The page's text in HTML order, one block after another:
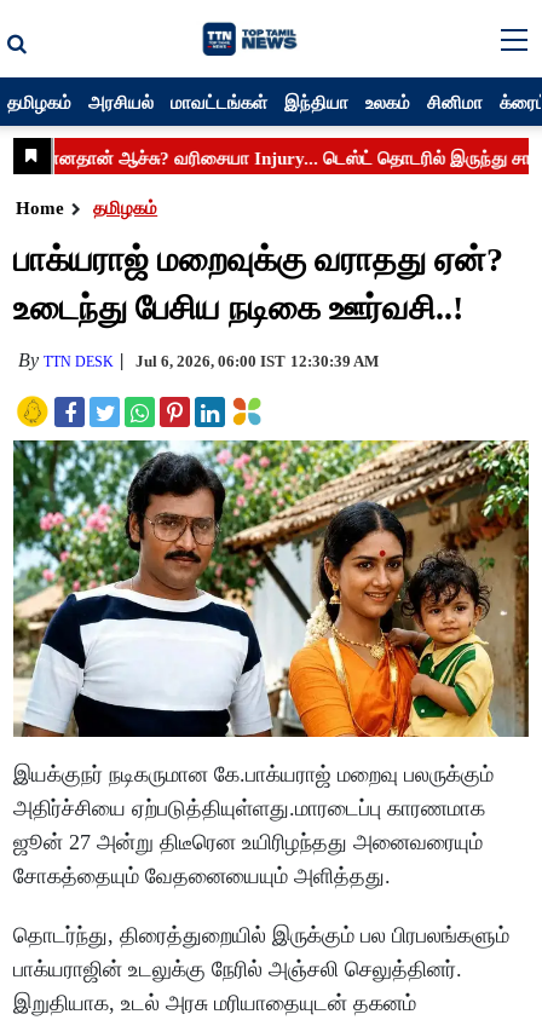
தமிழகம் அரசியல் மாவட்டங்கள் இந்தியா உலகம் சினிமா
Home தமிழகம்
பாக்யராஜ் மறைவுக்கு வராதது ஏன்?
உடைந்து பேசிய நடிகை ஊர்வசி..!
ByTTN DESK Jul 6, 2026, 06:00 IST 12:30:39 AM
இயக்குநர் நடிகருமான கே.பாக்யராஜ் மறைவு பலருக்கும்
அதிர்ச்சியை ஏற்படுத்தியுள்ளது.மாரடைப்பு காரணமாக
ஜூன் 27 அன்று திடீரென உயிரிழந்தது அனைவரையும்
சோகத்தையும் வேதனையையும் அளித்தது.
தொடர்ந்து, திரைத்துறையில் இருக்கும் பல பிரபலங்களும்
பாக்யராஜின் உடலுக்கு நேரில் அஞ்சலி செலுத்தினர்.
இறுதியாக, உடல் அரசு மரியாதையுடன் தகனம்